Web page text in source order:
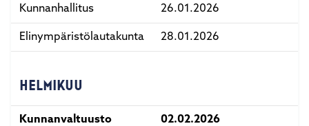
Kunnanhallitus 26.01.2026
Elinympäristölautakunta 28.01.2026
HELMIKUU
Kunnanvaltuusto
02.02.2026